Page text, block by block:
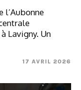
l’Aubonne
Lavigny. Un
17 AVRIL 2026